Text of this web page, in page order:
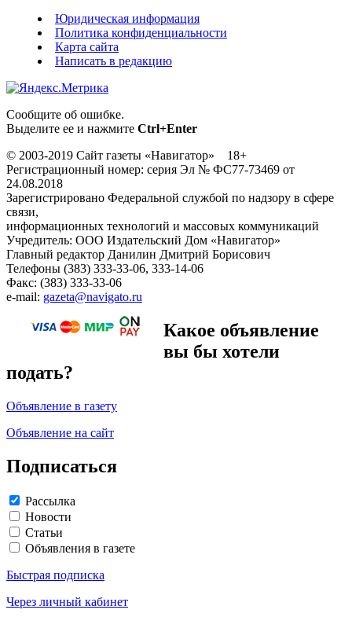
Юридическая информация
Политика конфиденциальности
Карта сайта
Написать в редакцию
Сообщите об ошибке.
Выделите ее и нажмите Ctrl+Enter
© 2003-2019 Сайт газеты «Навигатор» 18+
Регистрационный номер: серия Эл № ФС77-73469 от
24.08.2018
Зарегистрировано Федеральной службой по надзору в сфере
связи,
информационных технологий и массовых коммуникаций
Учредитель: ООО Издательский Дом «Навигатор»
Главный редактор Данилин Дмитрий Борисович
Телефоны (383) 333-33-06, 333-14-06
Факс: (383) 333-33-06
e-mail: gazeta@navigato.ru
Какое объявление
вы бы хотели
подать?
Объявление в газету
Объявление на сайт
Подписаться
Рассылка
Новости
Статьи
Объявления в газете
Быстрая подписка
Через личный кабинет